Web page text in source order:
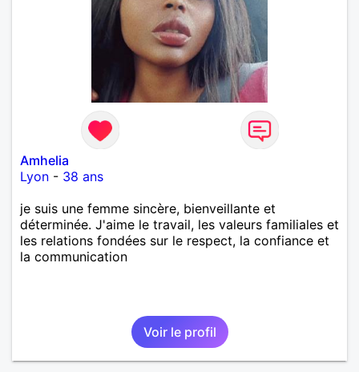
Amhelia
Lyon - 38 ans
je suis une femme sincère, bienveillante et
déterminée. J'aime le travail, les valeurs familiales et
les relations fondées sur le respect, la confiance et
la communication
Voir le profil